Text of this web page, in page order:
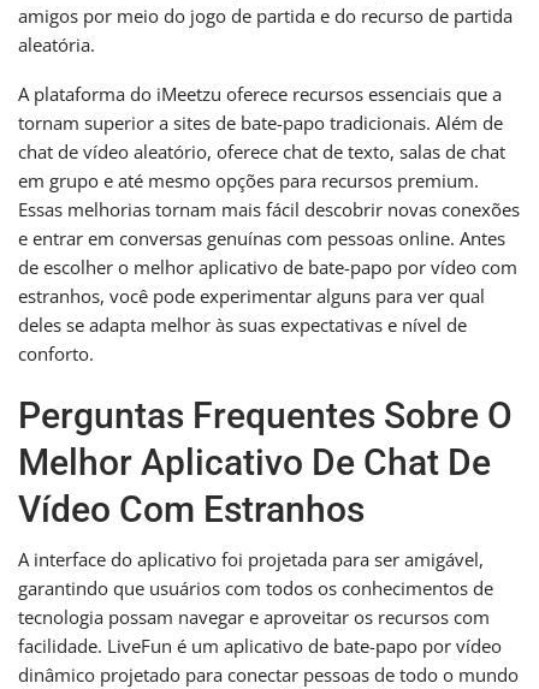
amigos por meio do jogo de partida e do recurso de partida
aleatória.
A plataforma do iMeetzu oferece recursos essenciais que a
tornam superior a sites de bate-papo tradicionais. Além de
chat de vídeo aleatório, oferece chat de texto, salas de chat
em grupo e até mesmo opções para recursos premium.
Essas melhorias tornam mais fácil descobrir novas conexões
e entrar em conversas genuínas com pessoas online. Antes
de escolher o melhor aplicativo de bate-papo por vídeo com
estranhos, você pode experimentar alguns para ver qual
deles se adapta melhor às suas expectativas e nível de
conforto.
Perguntas Frequentes Sobre O
Melhor Aplicativo De Chat De
Vídeo Com Estranhos
A interface do aplicativo foi projetada para ser amigável,
garantindo que usuários com todos os conhecimentos de
tecnologia possam navegar e aproveitar os recursos com
facilidade. LiveFun é um aplicativo de bate-papo por vídeo
dinâmico projetado para conectar pessoas de todo o mundo